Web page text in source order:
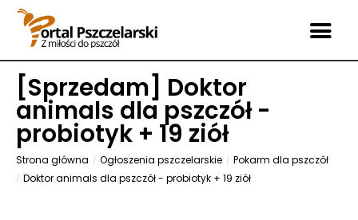
[Sprzedam] Doktor
animals dla pszczół -
probiotyk + 19 ziół
Strona główna Ogłoszenia pszczelarskie
Pokarm dla pszczół
Doktor animals dla pszczół - probiotyk + 19 ziół